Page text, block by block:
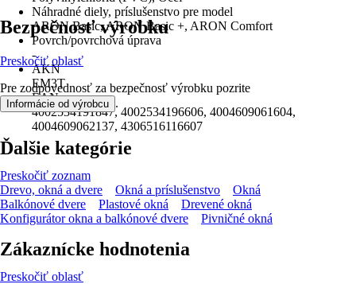
Náhradné diely, príslušenstvo pre model
ARON Basic, ARON Basic +, ARON Comfort
Povrch/povrchová úprava
-
AKN
EM3T
EAN
4002534191847, 4002534196606, 4004609061604,
4004609062137, 4306516116607
Bezpečnosť výrobku
Preskočiť oblasť
Pre zodpovednosť za bezpečnosť výrobku pozrite
Informácie od výrobcu .
Ďalšie kategórie
Preskočiť zoznam
Drevo, okná a dvere
Okná a príslušenstvo
Okná
Balkónové dvere
Plastové okná
Drevené okná
Konfigurátor okna a balkónové dvere
Pivničné okná
Zákaznícke hodnotenia
Preskočiť oblasť